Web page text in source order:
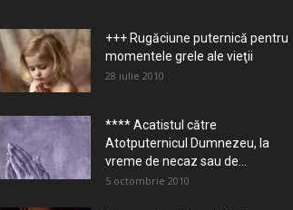
+++ Rugăciune puternică pentru
momentele grele ale vieţii
28 iulie 2010
**** Acatistul către
Atotputernicul Dumnezeu, la
vreme de necaz sau de...
5 octombrie 2010